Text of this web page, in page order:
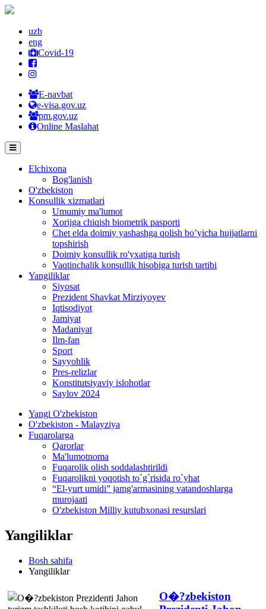
uzb
eng
Covid-19
E-navbat
e-visa.gov.uz
pm.gov.uz
Online Maslahat
Elchixona
Bog'lanish
O'zbekiston
Konsullik xizmatlari
Umumiy ma'lumot
Xorijga chiqish biometrik pasporti
Chet elda doimiy yashashga qolish bo’yicha hujjatlarni
topshirish
Doimiy konsullik ro'yxatiga turish
Vaqtinchalik konsullik hisobiga turish tartibi
Yangiliklar
Siyosat
Prezident Shavkat Mirziyoyev
Iqtisodiyot
Jamiyat
Madaniyat
Ilm-fan
Sport
Sayyohlik
Pres-relizlar
Konstitutsiyaviy islohotlar
Saylov 2024
Yangi O'zbekiston
O'zbekiston - Malayziya
Fuqarolarga
Qarorlar
Ma'lumotnoma
Fuqarolik olish soddalashtirildi
Fuqarolikni yoqotish to`g`risida ro`yhat
“El-yurt umidi” jamg'armasining vatandoshlarga
murojaati
O'zbekiston Milliy kutubxonasi resurslari
Yangiliklar
Bosh sahifa
Yangiliklar
O�?zbekiston